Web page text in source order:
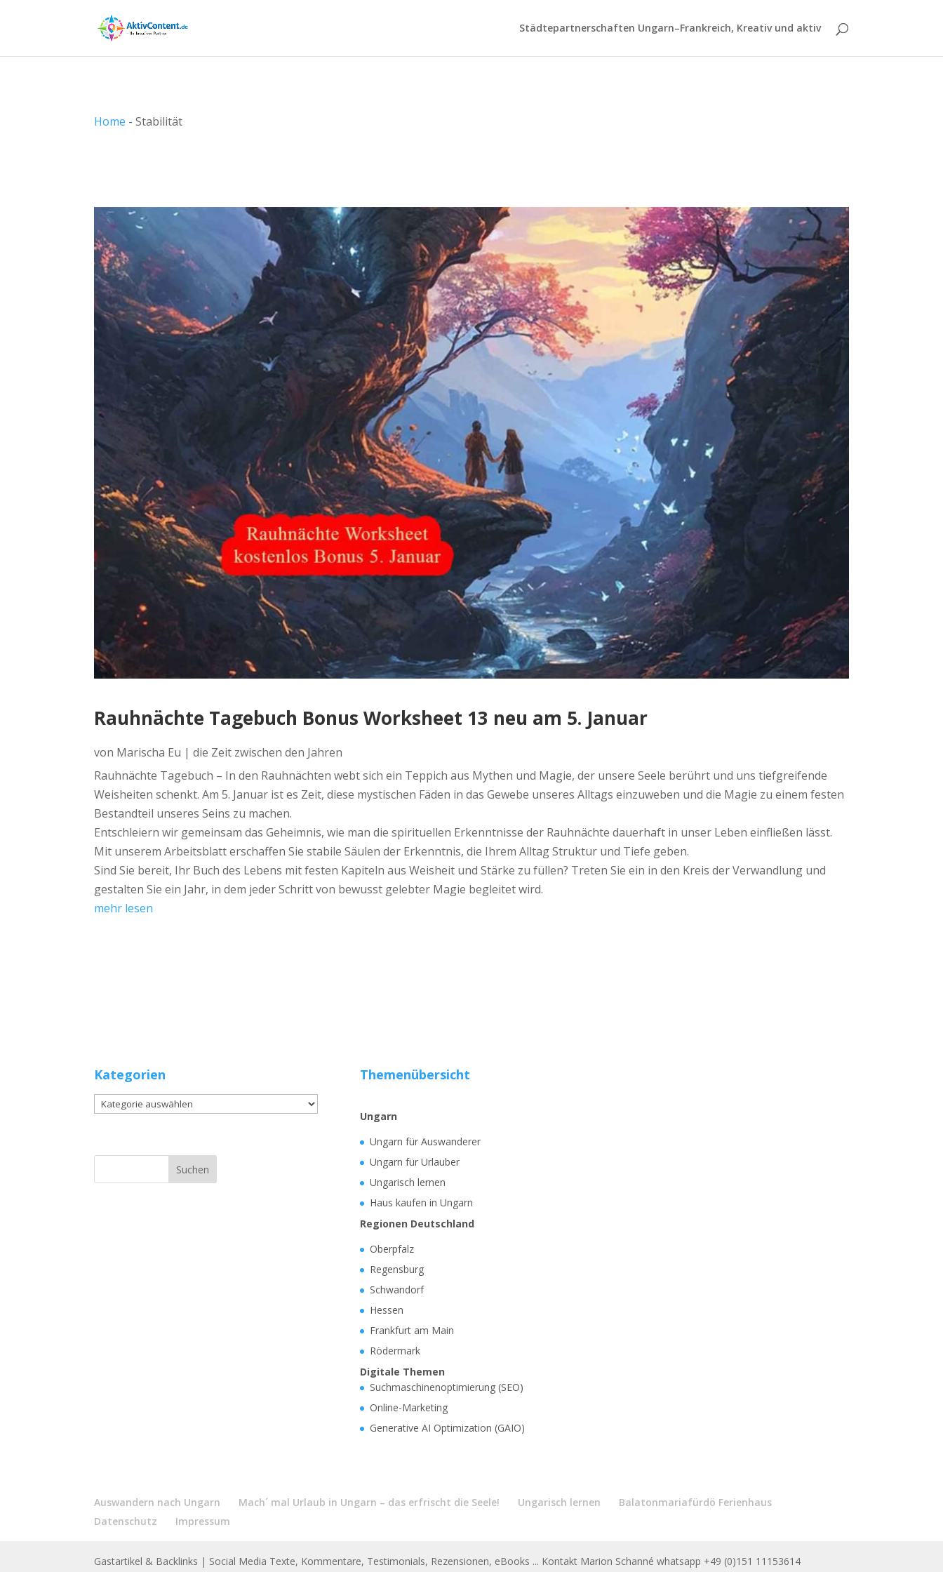
Städtepartnerschaften Ungarn–Frankreich, Kreativ und aktiv
Home -Stabilität
Rauhnächte Tagebuch Bonus Worksheet 13 neu am 5. Januar
von Marischa Eu |die Zeit zwischen den Jahren
Rauhnächte Tagebuch – In den Rauhnächten webt sich ein Teppich aus Mythen und Magie, der unsere Seele berührt und uns tiefgreifende
Weisheiten schenkt. Am 5. Januar ist es Zeit, diese mystischen Fäden in das Gewebe unseres Alltags einzuweben und die Magie zu einem festen
Bestandteil unseres Seins zu machen.
Entschleiern wir gemeinsam das Geheimnis, wie man die spirituellen Erkenntnisse der Rauhnächte dauerhaft in unser Leben einfließen lässt.
Mit unserem Arbeitsblatt erschaffen Sie stabile Säulen der Erkenntnis, die Ihrem Alltag Struktur und Tiefe geben.
Sind Sie bereit, Ihr Buch des Lebens mit festen Kapiteln aus Weisheit und Stärke zu füllen? Treten Sie ein in den Kreis der Verwandlung und
gestalten Sie ein Jahr, in dem jeder Schritt von bewusst gelebter Magie begleitet wird.
mehr lesen
Kategorien
Kategorien
Themenübersicht
Ungarn
Ungarn für Auswanderer
Ungarn für Urlauber
Ungarisch lernen
Haus kaufen in Ungarn
Regionen Deutschland
Oberpfalz
Regensburg
Schwandorf
Hessen
Frankfurt am Main
Rödermark
Digitale Themen
Suchmaschinenoptimierung (SEO)
Online-Marketing
Generative AI Optimization (GAIO)
Auswandern nach Ungarn Mach´ mal Urlaub in Ungarn – das erfrischt die Seele! Ungarisch lernen
Balatonmariafürdö Ferienhaus
Datenschutz
Impressum
Gastartikel & Backlinks | Social Media Texte, Kommentare, Testimonials, Rezensionen, eBooks ... Kontakt Marion Schanné whatsapp +49 (0)151 11153614